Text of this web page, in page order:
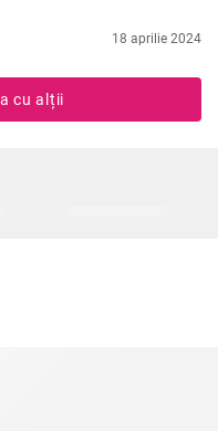
18 aprilie 2024
cu alții